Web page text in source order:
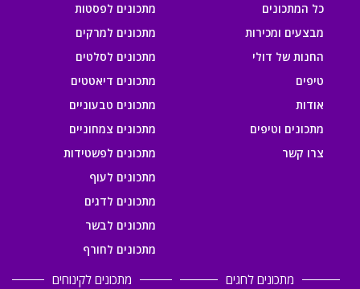
כל המתכונים
מבצעים ומכירות
החנות של דולי
טיפים
אודות
מתכונים וטיפים
צרו קשר
מתכונים לפסטות
מתכונים למרקים
מתכונים לסלטים
מתכונים דיאטטים
מתכונים טבעוניים
מתכונים צמחוניים
מתכונים לפשטידות
מתכונים לעוף
מתכונים לדגים
מתכונים לבשר
מתכונים לחורף
מתכונים לחגים מתכונים לקינוחים